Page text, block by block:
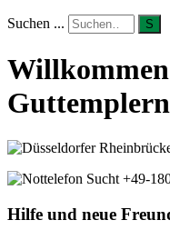
Suchen ... S
Hilfe und neue